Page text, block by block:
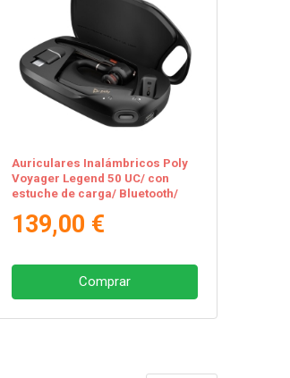
Auriculares Inalámbricos Poly
Voyager Legend 50 UC/ con
estuche de carga/ Bluetooth/
139,00 €
Comprar